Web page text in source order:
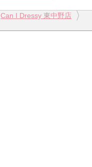
Can I Dressy 東中野店